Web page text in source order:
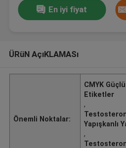
En iyi fiyat
ÜRüN AçıKLAMASı
Önemli Noktalar:
CMYK
Etiketler
,
Yapışkanlı
,